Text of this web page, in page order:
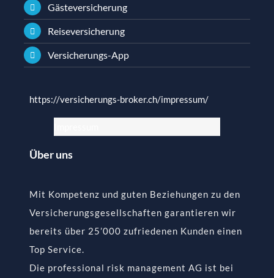
Gästeversicherung
Reiseversicherung
Versicherungs-App
https://versicherungs-broker.ch/impressum/
Über uns
Mit Kompetenz und guten Beziehungen zu den
Versicherungsgesellschaften garantieren wir
bereits über 25’000 zufriedenen Kunden einen
Top Service.
Die professional risk management AG ist bei